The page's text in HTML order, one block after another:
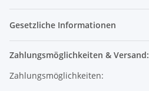
Gesetzliche Informationen
Zahlungsmöglichkeiten & Versand:
Zahlungsmöglichkeiten: